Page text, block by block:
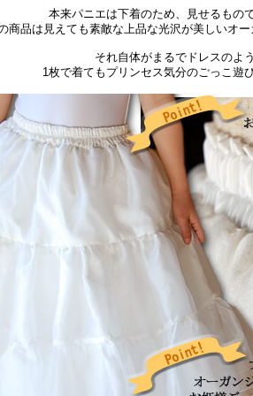
本来パニエは下着のため、見せるもの
商品は見えても素敵な上品な光沢が美しいオ
それ自体がまるでドレスのよ
1枚で着てもプリンセス気分のごっこ遊